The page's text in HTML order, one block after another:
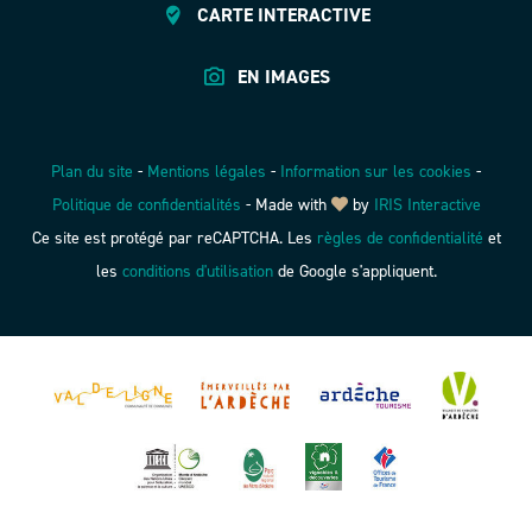
CARTE INTERACTIVE
EN IMAGES
Plan du site - Mentions légales - Information sur les cookies -
Politique de confidentialités -Made with by IRIS Interactive
Ce site est protégé par reCAPTCHA. Les règles de confidentialité et
les conditions d'utilisationde Google s'appliquent.